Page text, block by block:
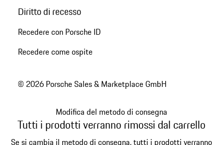
Diritto di recesso
Recedere con Porsche ID
Recedere come ospite
© 2026 Porsche Sales & Marketplace GmbH
Modifica del metodo di consegna
Tutti i prodotti verranno rimossi dal carrello
Se si cambia il metodo di consegna, tutti i prodotti verranno